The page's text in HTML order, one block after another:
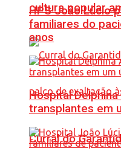
cultura popular
Curral do
HPS João Lúcio
familiares do
anos
Hospital
transplantes em